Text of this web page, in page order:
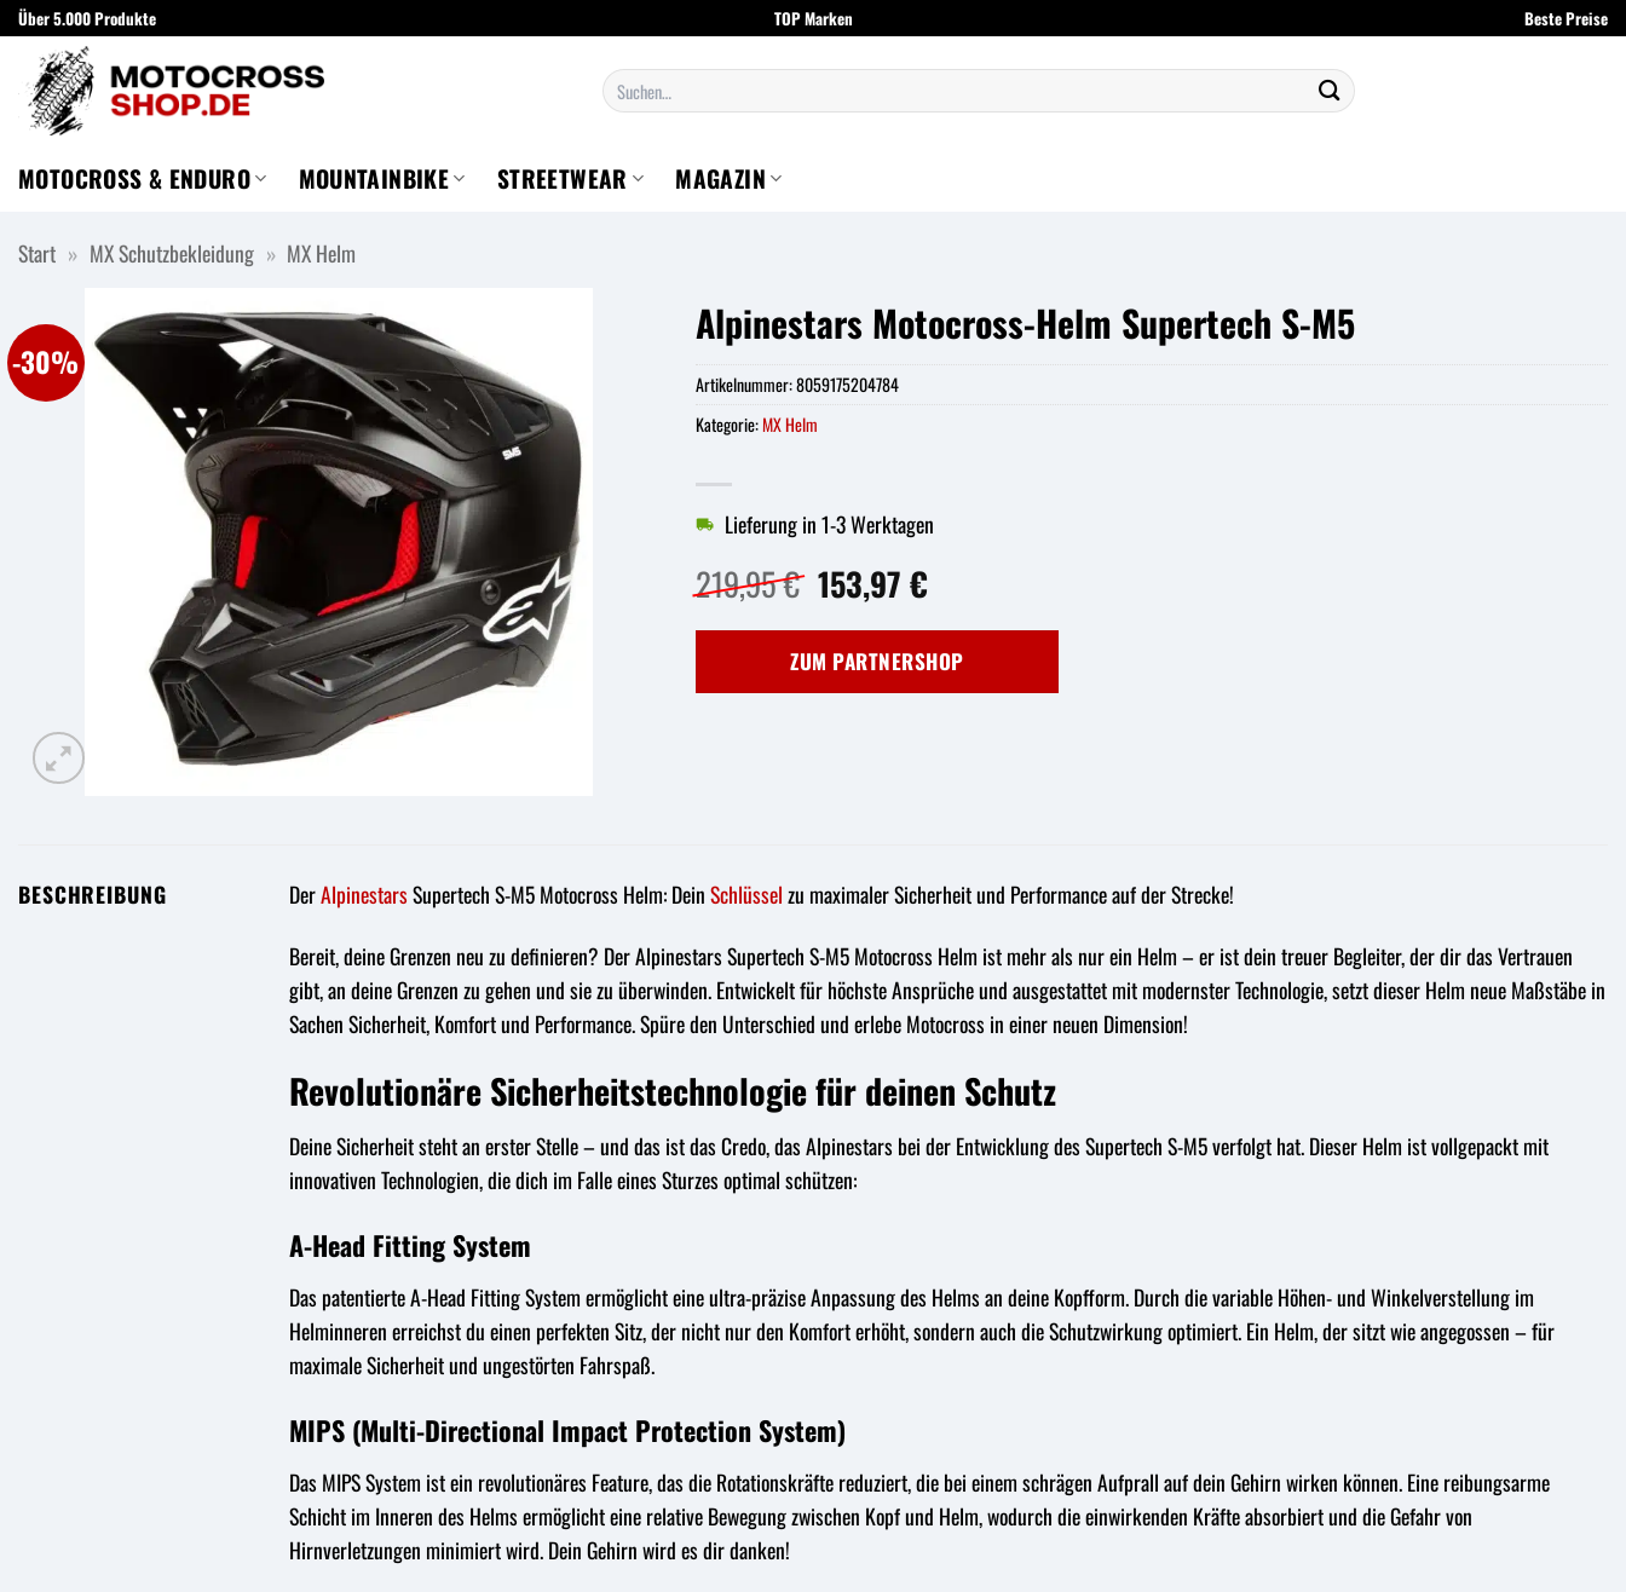
Zum
Inhalt
springen
Über 5.000 Produkte TOP Marken Beste Preise
Suchen
nach:
MOTOCROSS & ENDURO MOUNTAINBIKE STREETWEAR MAGAZIN
Start » MX Schutzbekleidung » MX Helm
-30%
Alpinestars Motocross-Helm Supertech S-M5
219,95€ Ursprünglicher
Preis
war:
219,95 €
153,97 €Aktueller
ist:
153,97 €.
Lieferung in 1-3 Werktagen
ZUM PARTNERSHOP
Artikelnummer:8059175204784
Kategorie:MX Helm
BESCHREIBUNG DerAlpinestarsSupertech S-M5 Motocross Helm: DeinSchlüsselzu maximaler Sicherheit und Performance auf der Strecke!
Bereit, deine Grenzen neu zu definieren? Der Alpinestars Supertech S-M5 Motocross Helm ist mehr als nur ein Helm – er ist dein treuer Begleiter, der dir das Vertrauen
gibt, an deine Grenzen zu gehen und sie zu überwinden. Entwickelt für höchste Ansprüche und ausgestattet mit modernster Technologie, setzt dieser Helm neue Maßstäbe in
Sachen Sicherheit, Komfort und Performance. Spüre den Unterschied und erlebe Motocross in einer neuen Dimension!
Revolutionäre Sicherheitstechnologie für deinen Schutz
Deine Sicherheit steht an erster Stelle – und das ist das Credo, das Alpinestars bei der Entwicklung des Supertech S-M5 verfolgt hat. Dieser Helm ist vollgepackt mit
innovativen Technologien, die dich im Falle eines Sturzes optimal schützen:
A-Head Fitting System
Das patentierte A-Head Fitting System ermöglicht eine ultra-präzise Anpassung des Helms an deine Kopfform. Durch die variable Höhen- und Winkelverstellung im
Helminneren erreichst du einen perfekten Sitz, der nicht nur den Komfort erhöht, sondern auch die Schutzwirkung optimiert. Ein Helm, der sitzt wie angegossen – für
maximale Sicherheit und ungestörten Fahrspaß.
MIPS (Multi-Directional Impact Protection System)
Das MIPS System ist ein revolutionäres Feature, das die Rotationskräfte reduziert, die bei einem schrägen Aufprall auf dein Gehirn wirken können. Eine reibungsarme
Schicht im Inneren des Helms ermöglicht eine relative Bewegung zwischen Kopf und Helm, wodurch die einwirkenden Kräfte absorbiert und die Gefahr von
Hirnverletzungen minimiert wird. Dein Gehirn wird es dir danken!